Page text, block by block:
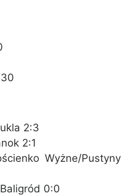
2:3
2:1
Wyżne/Pustyny
0:0